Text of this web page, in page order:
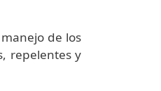
de los
repelentes y